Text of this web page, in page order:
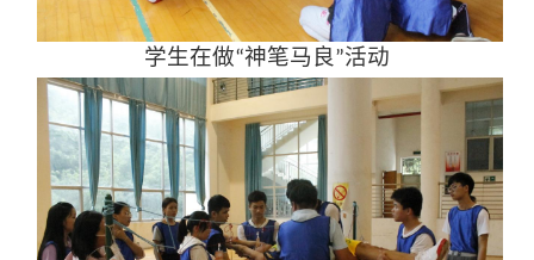
学生在做“神笔马良”活动